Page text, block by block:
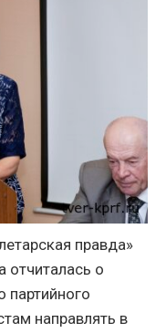
правда»
отчиталась о
партийного
направлять в